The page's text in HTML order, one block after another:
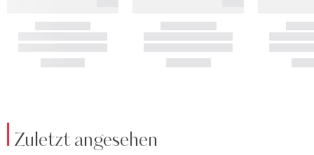
Zuletzt angesehen